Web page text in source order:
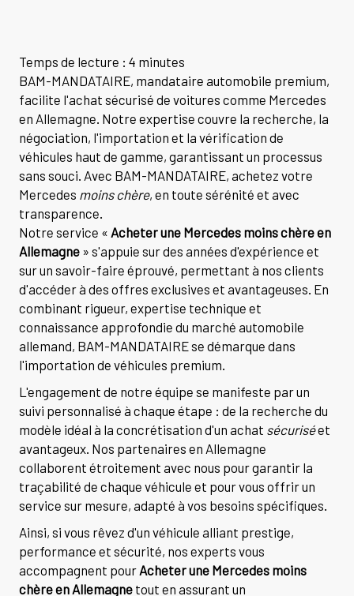
Temps de lecture : 4 minutes
BAM-MANDATAIRE, mandataire automobile premium,
facilite l'achat sécurisé de voitures comme Mercedes
en Allemagne. Notre expertise couvre la recherche, la
négociation, l'importation et la vérification de
véhicules haut de gamme, garantissant un processus
sans souci. Avec BAM-MANDATAIRE, achetez votre
Mercedes moins chère, en toute sérénité et avec
transparence.
Notre service « Acheter une Mercedes moins chère en
Allemagne» s'appuie sur des années d'expérience et
sur un savoir-faire éprouvé, permettant à nos clients
d'accéder à des offres exclusives et avantageuses. En
combinant rigueur, expertise technique et
connaissance approfondie du marché automobile
allemand, BAM-MANDATAIRE se démarque dans
l'importation de véhicules premium.
L'engagement de notre équipe se manifeste par un
suivi personnalisé à chaque étape : de la recherche du
modèle idéal à la concrétisation d'un achat sécuriséet
avantageux. Nos partenaires en Allemagne
collaborent étroitement avec nous pour garantir la
traçabilité de chaque véhicule et pour vous offrir un
service sur mesure, adapté à vos besoins spécifiques.
Ainsi, si vous rêvez d'un véhicule alliant prestige,
performance et sécurité, nos experts vous
accompagnent pourAcheter une Mercedes moins
chère en Allemagnetout en assurant un